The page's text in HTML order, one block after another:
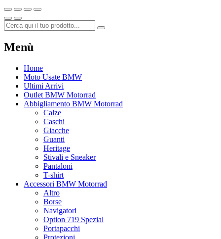
Menù
Home
Moto Usate BMW
Ultimi Arrivi
Outlet BMW Motorrad
Abbigliamento BMW Motorrad
Calze
Caschi
Giacche
Guanti
Heritage
Stivali e Sneaker
Pantaloni
T-shirt
Accessori BMW Motorrad
Altro
Borse
Navigatori
Option 719 Spezial
Portapacchi
Protezioni